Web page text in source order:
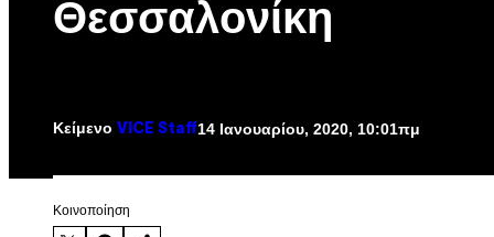
Θεσσαλονίκη
Κείμενο VICE Staff14 Ιανουαρίου, 2020, 10:01πμ
Kοινοποίηση